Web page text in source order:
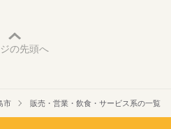
の先頭へ
市 販売・営業・飲食・サービス系の一覧